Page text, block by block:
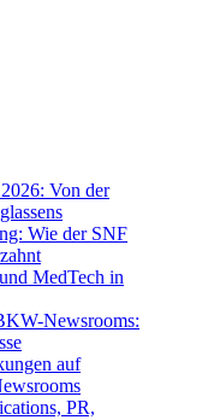
Von der
Wie der SNF
MedTech in
Newsrooms:
auf
PR,